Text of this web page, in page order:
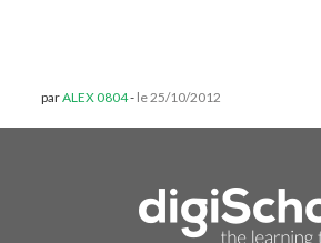
parALEX 0804- le 25/10/2012